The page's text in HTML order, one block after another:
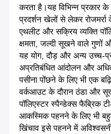
करता है।यह विभिन्न प्रकार
प्रदर्शन खेलों से लेकर
एथलीट और सक्रिय व्यक्ति
क्षमता, जल्दी सूखने वाले
यह योग, दौड़ और अन्य उच्च-
अप्रतिबंधित आंदोलन और
पसीना पोंछने के लिए भी एक
वर्कआउट के दौरान ठंडा और
पॉलिएस्टर स्पैन्डेक्स फैब्रिक
आकस्मिक पहनने के लिए भी
खिंचाव इसे पहनने में